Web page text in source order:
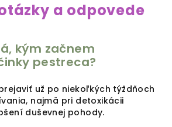
a odpovede
kým začnem
pestreca?
už po niekoľkých týždňoch
najmä pri detoxikácii
duševnej pohody.